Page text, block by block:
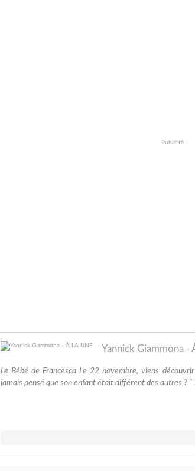
Publicité
Yannick Giammona -
Le Bébé de Francesca Le 22 novembre, viens
jamais pensé que son enfant était différent des autres ?